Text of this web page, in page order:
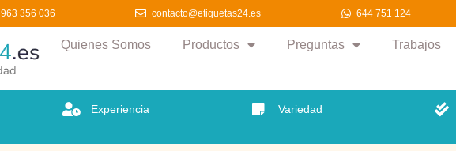
963 356 036 contacto@etiquetas24.es 644 751 124
Quienes Somos Productos Preguntas Trabajos
Etiquetas24.es 9:00 a 18:00 644 751 124 contacto@etiquetas24.es
Experiencia Variedad